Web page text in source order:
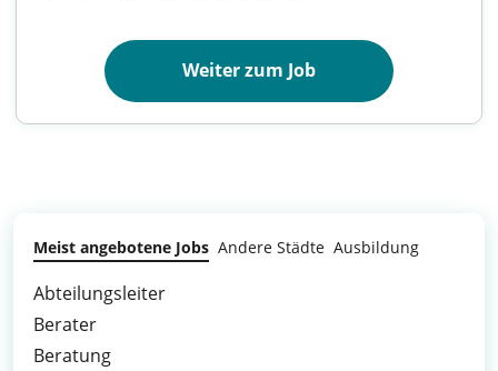
Weiter zum Job
Meist angebotene Jobs Andere Städte Ausbildung
Abteilungsleiter
Berater
Beratung